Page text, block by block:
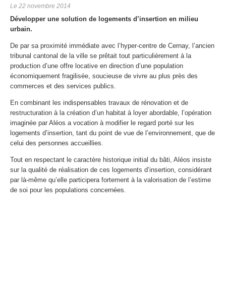
Le 22 novembre 2014
Développer une solution de logements d’insertion en milieu
urbain.
De par sa proximité immédiate avec l’hyper-centre de Cernay, l’ancien
tribunal cantonal de la ville se prêtait tout particulièrement à la
production d’une offre locative en direction d’une population
économiquement fragilisée, soucieuse de vivre au plus près des
commerces et des services publics.
En combinant les indispensables travaux de rénovation et de
restructuration à la création d’un habitat à loyer abordable, l’opération
imaginée par Aléos a vocation à modifier le regard porté sur les
logements d’insertion, tant du point de vue de l’environnement, que de
celui des personnes accueillies.
Tout en respectant le caractère historique initial du bâti, Aléos insiste
sur la qualité de réalisation de ces logements d’insertion, considérant
par là-même qu’elle participera fortement à la valorisation de l’estime
de soi pour les populations concernées.